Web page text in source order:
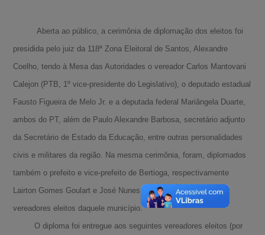
Aberta ao público, a cerimônia de diplomação dos eleitos foi
presidida pelo juiz da 118ª Zona Eleitoral de Santos, Alexandre
Coelho, tendo à Mesa das Autoridades o vereador Carlos Mantovani
Calejon (PTB, 1º vice-presidente do Legislativo), o deputado estadual
Fausto Figueira de Melo Jr. e a deputada federal Mariângela Duarte,
ambos do PT, além de Paulo Alexandre Barbosa, secretário adjunto
da Secretário de Estado da Educação, entre outras personalidades
civis e militares da região. Na mesma cerimônia, foram, diplomados
também o prefeito e vice-prefeito de Bertioga, respectivamente
Lairton Gomes Goulart e José Nunes Viveiros, assim como os
vereadores eleitos daquele município.
O diploma foi entregue aos seguintes vereadores eleitos (por